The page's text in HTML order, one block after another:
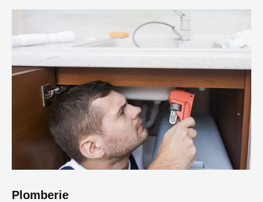
Plomberie